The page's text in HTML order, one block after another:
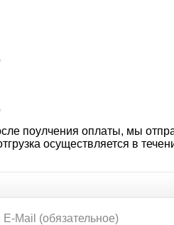
поулчения оплаты, мы
осуществляется в
E-Mail (обязательное)